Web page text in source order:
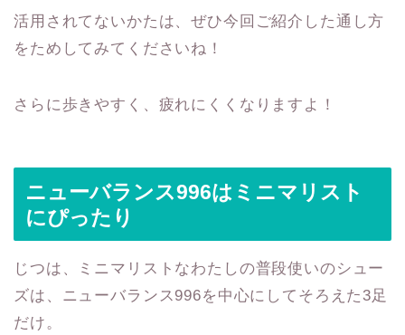
活用されてないかたは、ぜひ今回ご紹介した通し方
をためしてみてくださいね！
さらに歩きやすく、疲れにくくなりますよ！
ニューバランス996はミニマリスト
にぴったり
じつは、ミニマリストなわたしの普段使いのシュー
ズは、ニューバランス996を中心にしてそろえた3足
だけ。